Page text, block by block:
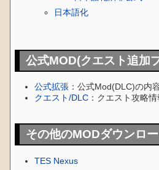
日本語化
公式MOD(クエスト追加
公式拡張 ：公式Mod(DLC)の内
クエスト/DLC ：クエスト攻略情
その他のMODダウンロ
TES Nexus